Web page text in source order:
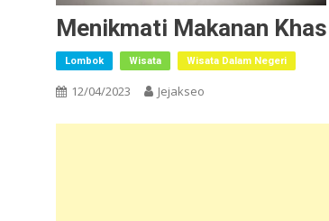
Menikmati Makanan
Lombok Wisata Wisata Dalam Negeri
12/04/2023 Jejakseo